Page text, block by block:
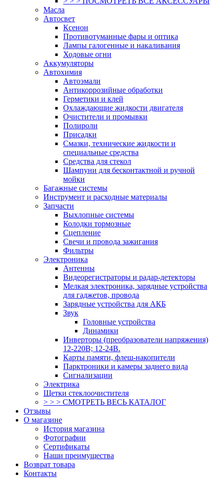
Масла
Автосвет
Ксенон
Противотуманные фары и оптика
Лампы галогенные и накаливания
Ходовые огни
Аккумуляторы
Автохимия
Автоэмали
Антикоррозийные обработки
Герметики и клей
Охлаждающие жидкости двигателя
Очистители и промывки
Полироли
Присадки
Смазки, технические жидкости и
специальные средства
Средства для стекол
Шампуни для бесконтактной и ручной
мойки
Багажные системы
Инструмент и расходные материалы
Запчасти
Выхлопные системы
Колодки тормозные
Сцепление
Свечи и провода зажигания
Фильтры
Электроника
Антенны
Видеорегистраторы и радар-детекторы
Мелкая электроника, зарядные устройства
для гаджетов, провода
Зарядные устройства для АКБ
Звук
Головные устройства
Динамики
Инверторы (преобразователи напряжения)
12-220В; 12-24В.
Карты памяти, флеш-накопители
Парктроники и камеры заднего вида
Сигнализации
Электрика
Щетки стеклоочистителя
> > > СМОТРЕТЬ ВЕСЬ КАТАЛОГ
Отзывы
О магазине
История магазина
Фотографии
Сертификаты
Наши преимущества
Возврат товара
Контакты